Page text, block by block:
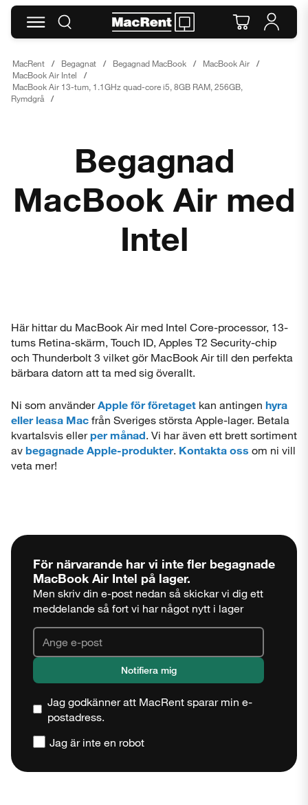
MacRent Begagnat Begagnad MacBook
MacBook Air
MacBook Air Intel
MacBook Air 13-tum, 1.1GHz quad-core i5, 8GB RAM, 256GB,
Rymdgrå
Begagnad
MacBook Air med
Intel
Här hittar du MacBook Air med Intel Core-processor, 13-
tums Retina-skärm, Touch ID, Apples T2 Security-chip
och Thunderbolt 3 vilket gör MacBook Air till den perfekta
bärbara datorn att ta med sig överallt.
Ni som använderApple för företaget kan antingen hyra
eller leasa Mac från Sveriges största Apple-lager. Betala
kvartalsvis ellerper månad. Vi har även ett brett sortiment
av begagnade Apple-produkter. Kontakta oss om ni vill
veta mer!
För närvarande har vi inte fler begagnade
MacBook Air Intel på lager.
Men skriv din e-post nedan så skickar vi dig ett
meddelande så fort vi har något nytt i lager
Jag godkänner att MacRent sparar min e-
postadress.
Jag är inte en robot